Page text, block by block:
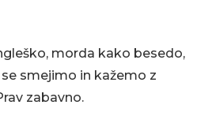
morda kako besedo,
smejimo in kažemo z
zabavno.